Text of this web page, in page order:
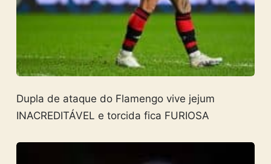
Dupla de ataque do Flamengo vive jejum
INACREDITÁVEL e torcida fica FURIOSA